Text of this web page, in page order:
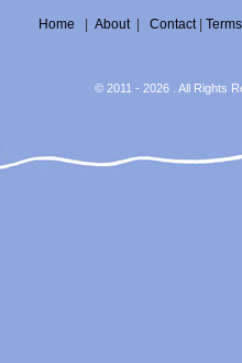
Home About| Contact| Terms
© 2011 - 2026 . All Rights